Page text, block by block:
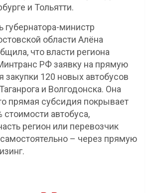
и Тольятти.
губернатора-министр
области Алёна
что власти региона
РФ заявку на прямую
120 новых автобусов
и Волгодонска. Она
прямая субсидия покрывает
стоимости автобуса,
регион или перевозчик
– через прямую